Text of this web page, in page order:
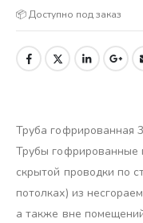
📦 Доступно под заказ
Труба гофрированная
Трубы гофрированные
скрытой проводки по
потолках) из
а также вне